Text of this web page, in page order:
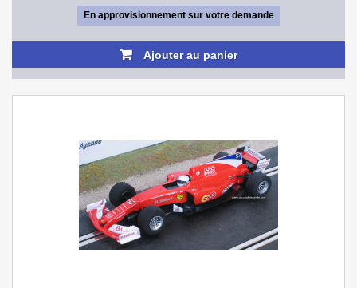
En approvisionnement sur votre demande
Ajouter au panier